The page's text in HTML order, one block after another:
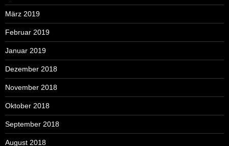
März 2019
Februar 2019
Januar 2019
Dezember 2018
November 2018
Oktober 2018
September 2018
August 2018